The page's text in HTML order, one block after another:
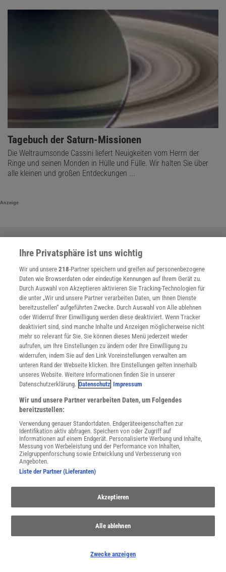
Tagebuch der Saturn-Missionen
Die Weltraumsonde Cassini liefert Neuigkeiten vom Herrn der
Ringe und seinen Monden in Hülle und Fülle. Wir halten Sie über
alle kleinen und großen Entdeckungen ...
Anzeige
SPONSORED
PARTNERINHALTE
Anzeige
Ihre Privatsphäre ist uns wichtig
Wir und unsere218-Partner speichern und greifen auf personenbezogene
Daten wie Browserdaten oder eindeutige Kennungen auf Ihrem Gerät zu.
Durch Auswahl von Akzeptieren aktivieren Sie Tracking-Technologien für
die unter „Wir und unsere Partner verarbeiten Daten, um Ihnen Dienste
bereitzustellen“ aufgeführten Zwecke. Durch Auswahl von Alle ablehnen
oder Widerruf Ihrer Einwilligung werden diese deaktiviert. Wenn Tracker
deaktiviert sind, sind manche Inhalte und Anzeigen möglicherweise nicht
mehr so relevant für Sie. Sie können dieses Menü jederzeit wieder
aufrufen, um Ihre Einstellungen zu ändern oder Ihre Einwilligung zu
widerrufen, indem Sie auf den Link Voreinstellungen verwalten am
unteren Rand der Webseite klicken. Ihre Einstellungen gelten innerhalb
unseres Website. Weitere Informationen finden Sie in unserer
Datenschutzerklärung. Datenschutz Impressum
Wir und unsere Partner verarbeiten Daten, um Folgendes
bereitzustellen:
Verwendung genauer Standortdaten. Endgeräteeigenschaften zur
Identifikation aktiv abfragen. Speichern von oder Zugriff auf
Informationen auf einem Endgerät. Personalisierte Werbung und Inhalte,
Messung von Werbeleistung und der Performance von Inhalten,
Zielgruppenforschung sowie Entwicklung und Verbesserung von
Angeboten.
Liste der Partner (Lieferanten)
Akzeptieren
Alle ablehnen
Zwecke anzeigen